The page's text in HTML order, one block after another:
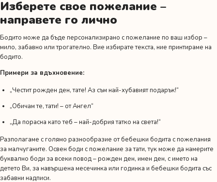
Изберете свое пожелание –
направете го лично
Бодито може да бъде персонализирано с пожелание по ваш избор –
мило, забавно или трогателно. Вие избирате текста, ние принтираме на
бодито.
Примери за вдъхновение:
„Честит рожден ден, тате! Аз съм най-хубавият подарък!“
„Обичам те, тати! – от Ангел“
„Да порасна като теб – най-добрия татко на света!“
Разполагаме с голямо разнообразие от бебешки бодита с пожелания
за малчуганите. Освен боди с пожелание за тати, тук може да намерите
буквално боди за всеки повод –рожден ден, имен ден, с името на
детето Ви, за навършена месечинка или годинка и бебешки бодита със
забавни надписи.